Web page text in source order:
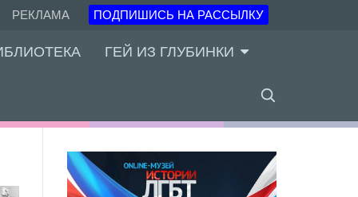
РЕКЛАМА ПОДПИШИСЬ НА РАССЫЛКУ
ГЕЙ ИЗ ГЛУБИНКИ